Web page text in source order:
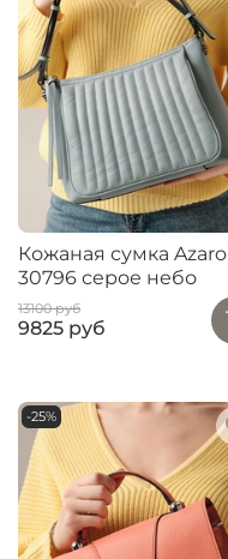
Кожаная сумка Azaro
30796 серое небо
13100 руб
9825 руб
-25%